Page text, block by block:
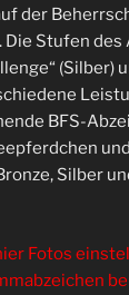
der
Stufen des
(Silber)
BFS-
Silber
Fotos